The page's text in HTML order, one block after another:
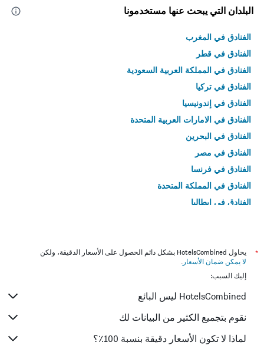
البلدان التي يبحث عنها مستخدمونا
الفنادق في المغرب
الفنادق في قطر
الفنادق في المملكة العربية السعودية
الفنادق في تركيا
الفنادق في إندونيسيا
الفنادق في الامارات العربية المتحدة
الفنادق في البحرين
الفنادق في مصر
الفنادق في فرنسا
الفنادق في المملكة المتحدة
الفنادق في إيطاليا
*
يحاول HotelsCombined بشكل دائم الحصول على الأسعار الدقيقة، ولكن
لا يمكن ضمان الأسعار .
إليك السبب:
HotelsCombined ليس البائع
نقوم بتجميع الكثير من البيانات لك
لماذا لا تكون الأسعار دقيقة بنسبة 100٪؟